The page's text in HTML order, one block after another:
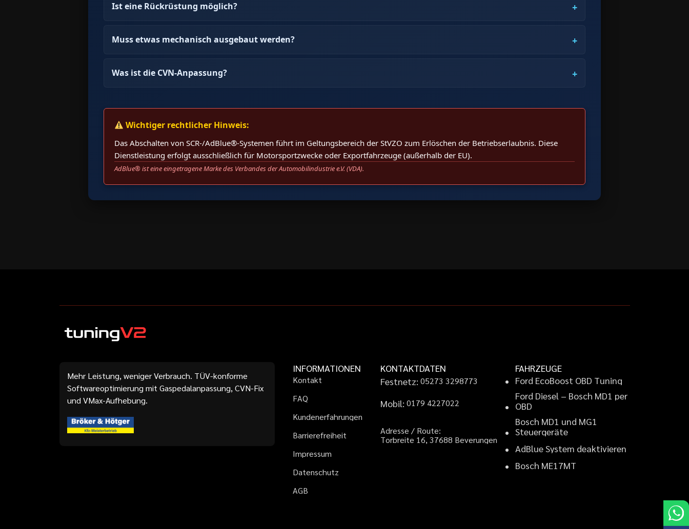
Ist eine Rückrüstung möglich?
Muss etwas mechanisch ausgebaut werden?
Was ist die CVN-Anpassung?
Wichtiger rechtlicher Hinweis:
Das Abschalten von SCR-/AdBlue®-Systemen führt im Geltungsbereich der StVZO zum Erlöschen der Betriebserlaubnis. Diese
Dienstleistung erfolgt ausschließlich für Motorsportzwecke oder Exportfahrzeuge (außerhalb der EU).
AdBlue® ist eine eingetragene Marke des Verbandes der Automobilindustrie e.V. (VDA).
Mehr Leistung, weniger Verbrauch. TÜV-konforme
Softwareoptimierung mit Gaspedalanpassung, CVN-Fix
und VMax-Aufhebung.
INFORMATIONEN
Kontakt
FAQ
Kundenerfahrungen
Barrierefreiheit
Impressum
Datenschutz
AGB
KONTAKTDATEN
Festnetz:05273 3298773
Mobil:0179 4227022
Adresse / Route:
Torbreite 16,37688 Beverungen
FAHRZEUGE
Ford EcoBoost OBD Tuning
Ford Diesel – Bosch MD1 per
OBD
Bosch MD1 und MG1
Steuergeräte
AdBlueSystem deaktivieren
Bosch ME17MT